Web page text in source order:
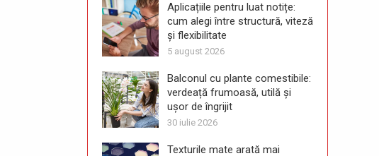
Aplicațiile pentru luat notițe:
cum alegi între structură, viteză
și flexibilitate
5 august 2026
Balconul cu plante comestibile:
verdeață frumoasă, utilă și
ușor de îngrijit
30 iulie 2026
Texturile mate arată mai